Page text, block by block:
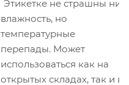
влажность, но
температурные
перепады. Может
использоваться как на
открытых складах, так и в